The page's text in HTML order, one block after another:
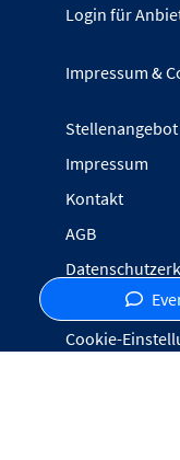
Login für
Impressum &
Stellenangebot
Impressum
Kontakt
AGB
Inhalte melden
Cookie-